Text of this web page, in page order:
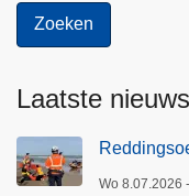
Laatste nieuws
Wo 8.07.2026